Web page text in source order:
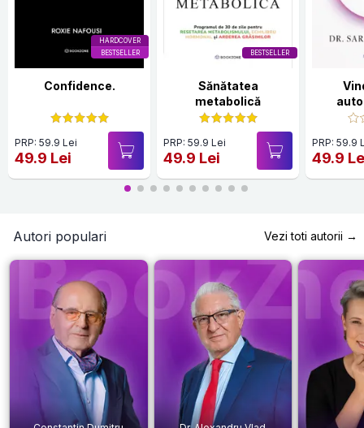
HARDCOVER
BESTSELLER
Confidence.
PRP: 59.9 Lei
49.9 Lei
BESTSELLER
Sănătatea
metabolică
PRP: 59.9 Lei
49.9 Lei
PRP: 59.9
49.9
Autori populari Vezi toti autorii →